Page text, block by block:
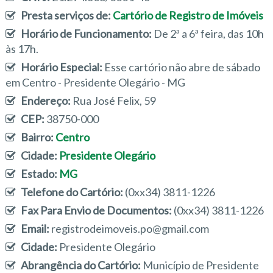
Presta serviços de: Cartório de Registro de Imóveis
Horário de Funcionamento: De 2ª a 6ª feira, das 10h
às 17h.
Horário Especial: Esse cartório não abre de sábado
em Centro - Presidente Olegário - MG
Endereço: Rua José Felix, 59
CEP: 38750-000
Bairro: Centro
Cidade: Presidente Olegário
Estado: MG
Telefone do Cartório: (0xx34) 3811-1226
Fax Para Envio de Documentos: (0xx34) 3811-1226
Email: registrodeimoveis.po@gmail.com
Cidade: Presidente Olegário
Abrangência do Cartório: Município de Presidente